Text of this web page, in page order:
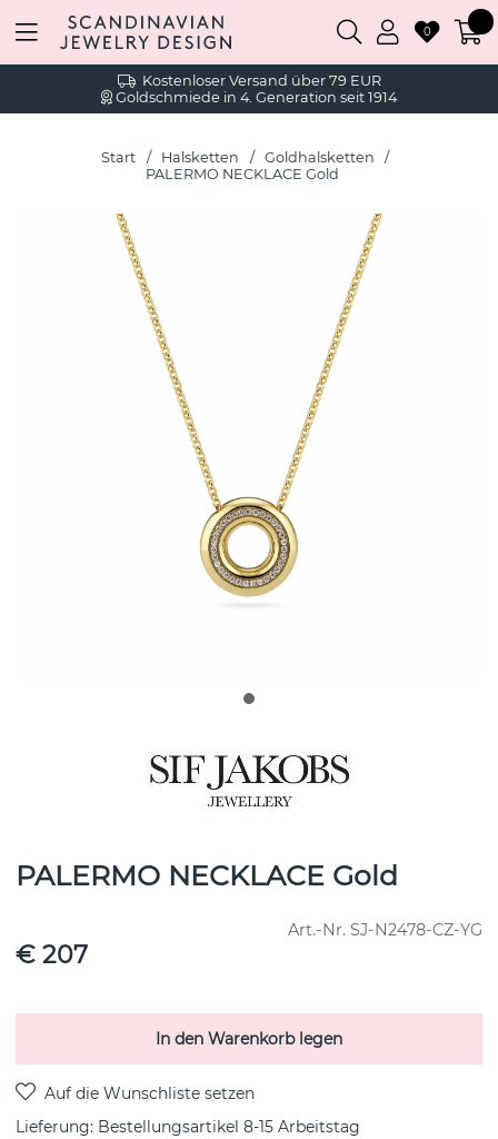
Kostenloser Versand über 79 EUR
Goldschmiede in 4. Generation seit 1914
0
Start Halsketten
Goldhalsketten
PALERMO NECKLACE Gold
PALERMO NECKLACE Gold
Art.-Nr. SJ-N2478-CZ-YG
€ 207
In den Warenkorb legen
Lieferung: Bestellungsartikel 8-15 Arbeitstag